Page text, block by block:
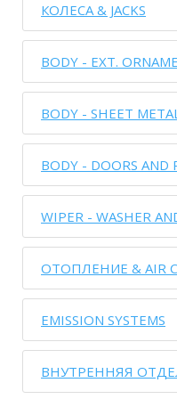
КОЛЕСА & JACKS
BODY - EXT.
BODY - SHEET
BODY - DOORS AND
WIPER - WASHER
ОТОПЛЕНИЕ & AIR
EMISSION SYSTEMS
ВНУТРЕННЯЯ